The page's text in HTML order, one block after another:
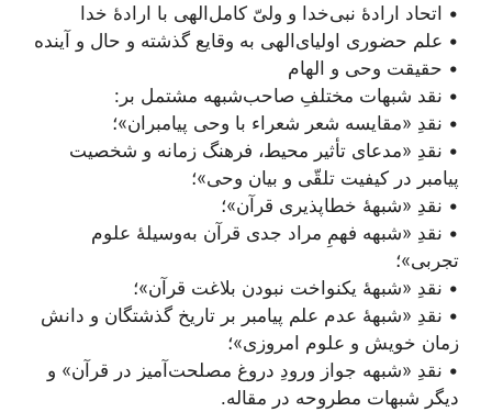
• اتحاد ارادۀ نبی‌خدا و ولیّ کامل‌الهی با ارادۀ خدا
• علم حضوری اولیای‌الهی به وقایع گذشته و حال و آینده
• حقیقت وحی و الهام
• نقد شبهات مختلفِ صاحب‌شبهه مشتمل بر:
• نقدِ «مقایسه شعر شعراء با وحی پیامبران»؛
• نقدِ «مدعای تأثیر محیط، فرهنگ زمانه و شخصیت
پیامبر در کیفیت تلقّی و بیان وحی»؛
• نقدِ «شبهۀ خطاپذیری قرآن»؛‌
• نقدِ «شبهه فهمِ مراد جدی قرآن به‌وسیلۀ علوم
تجربی»؛
• نقدِ «شبهۀ یکنواخت نبودن بلاغت قرآن»؛
• نقدِ «شبهۀ عدم علم پیامبر بر تاریخ گذشتگان و دانش
زمان خویش و علوم امروزی»؛
• نقدِ «شبهه جواز ورودِ دروغ مصلحت‌آمیز در قرآن» و
دیگر شبهات مطروحه در مقاله.